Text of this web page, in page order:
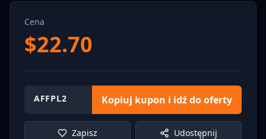
Cena
$22.70
AFFPL2 Kopiuj kupon i idź do oferty
Zapisz Udostępnij